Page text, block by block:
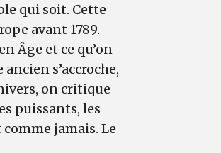
qui soit. Cette
avant 1789.
Âge et ce qu’on
s’accroche,
on critique
puissants, les
jamais. Le